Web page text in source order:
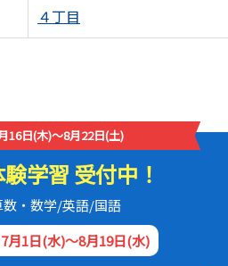
４丁目
16日(木)～8月22日(土)
学習 受付中！
数・数学/英語/国語
月1日(水)～8月19日(水)